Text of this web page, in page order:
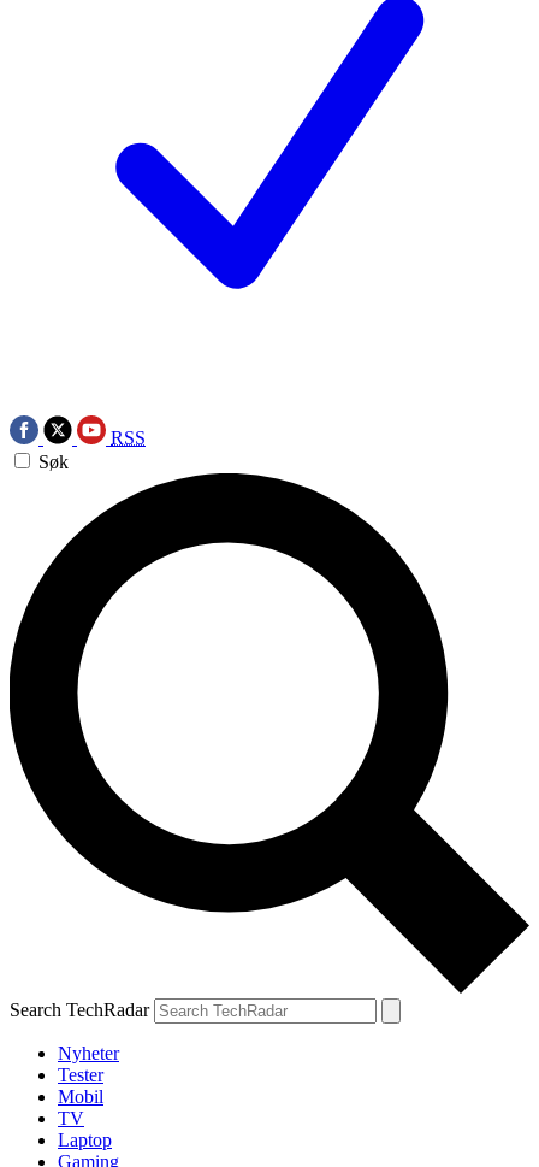
RSS
Søk
Search TechRadar
Nyheter
Tester
Mobil
TV
Laptop
Gaming